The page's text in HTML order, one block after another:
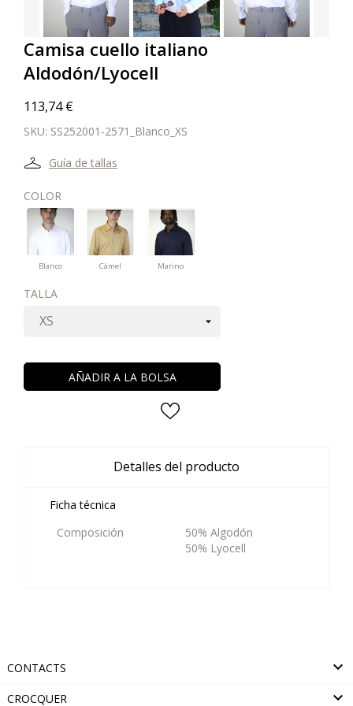
Camisa cuello italiano
Aldodón/Lyocell
113,74 €
SKU: SS252001-2571_Blanco_XS
Guía de tallas
COLOR
Blanco
Cámel
Cámel Marino
TALLA
AÑADIR A LA BOLSA
Detalles del producto
Ficha técnica
Composición
50% Algodón
50% Lyocell
CONTACTS 
CROCQUER 